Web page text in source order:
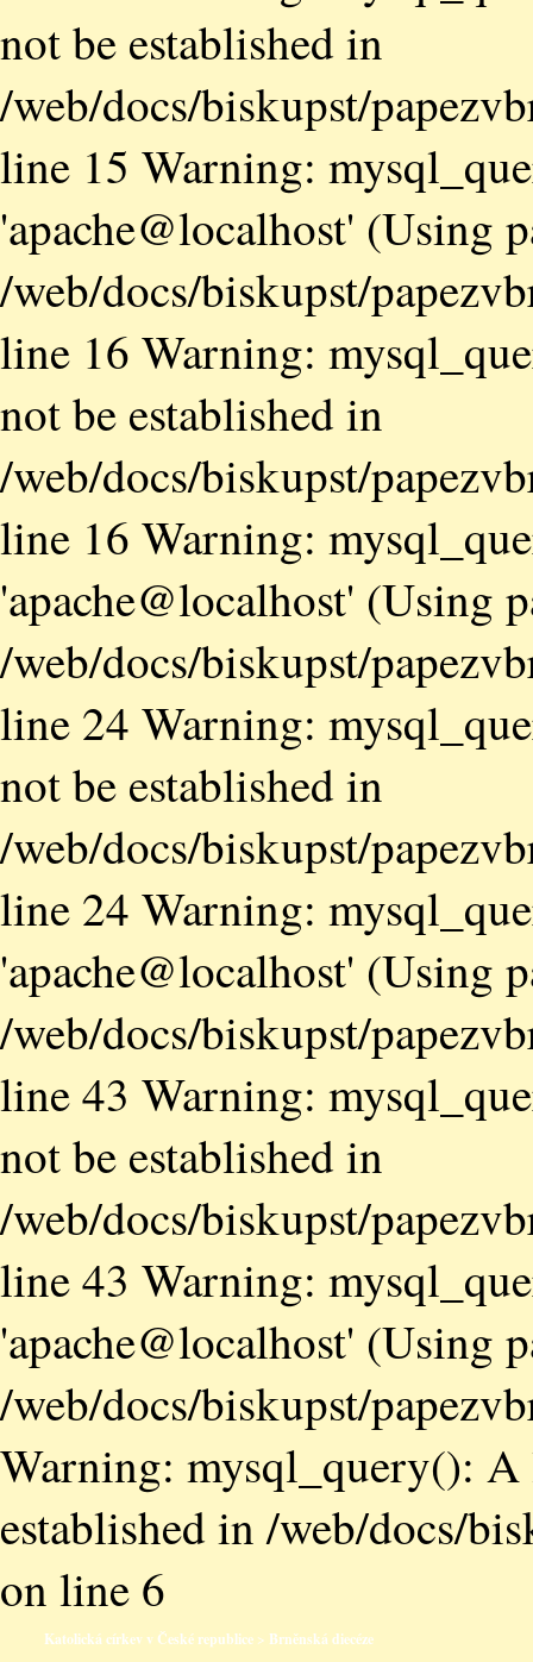
not be established in
/web/docs/biskupst/
line 15 Warning:
'apache@localhost' (Using
/web/docs/biskupst/
line 16 Warning:
not be established in
/web/docs/biskupst/
line 16 Warning:
'apache@localhost' (Using
/web/docs/biskupst/
line 24 Warning:
not be established in
/web/docs/biskupst/
line 24 Warning:
'apache@localhost' (Using
/web/docs/biskupst/
line 43 Warning:
not be established in
/web/docs/biskupst/
line 43 Warning:
'apache@localhost' (Using
/web/docs/biskupst/
Warning: mysql_query():
established in /web/docs/
on line 6
Katolická církev v České republice > Brněnská diecéze